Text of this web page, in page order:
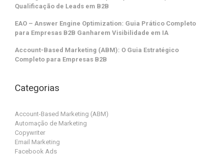
Qualificação de Leads em B2B
EAO – Answer Engine Optimization: Guia Prático Completo
para Empresas B2B Ganharem Visibilidade em IA
Account-Based Marketing (ABM): O Guia Estratégico
Completo para Empresas B2B
Categorias
Account-Based Marketing (ABM)
Automação de Marketing
Copywriter
Email Marketing
Facebook Ads